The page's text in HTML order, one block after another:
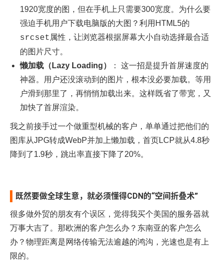
1920宽度的图，但在手机上只需要300宽度。为什么要
强迫手机用户下载电脑版的大图？利用HTML5的
srcset 属性，让浏览器根据屏幕大小自动选择最合适
的图片尺寸。
懒加载（Lazy Loading）
： 这一招是提升首屏速度的
神器。用户还没滚动到的图片，根本没必要加载。等用
户滑到那里了，再悄悄加载出来。这样既省了带宽，又
加快了首屏渲染。
我之前接手过一个做重型机械的客户，单单通过把他们的
图库从JPG转成WebP并加上懒加载，首页LCP就从4.8秒
降到了1.9秒，跳出率直接下降了20%。
既然要做全球生意，就必须懂得CDN的“空间折叠术”
很多做外贸的朋友有个误区，觉得我买个美国的服务器就
万事大吉了。那欧洲的客户怎么办？东南亚的客户怎么
办？物理距离是网络传输无法逾越的鸿沟，光速也是有上
限的。